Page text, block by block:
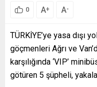
0 A+ A-
TÜRKİYE’ye yasa dışı
göçmenleri Ağrı ve
karşılığında ‘VIP’
götüren 5 şüpheli,